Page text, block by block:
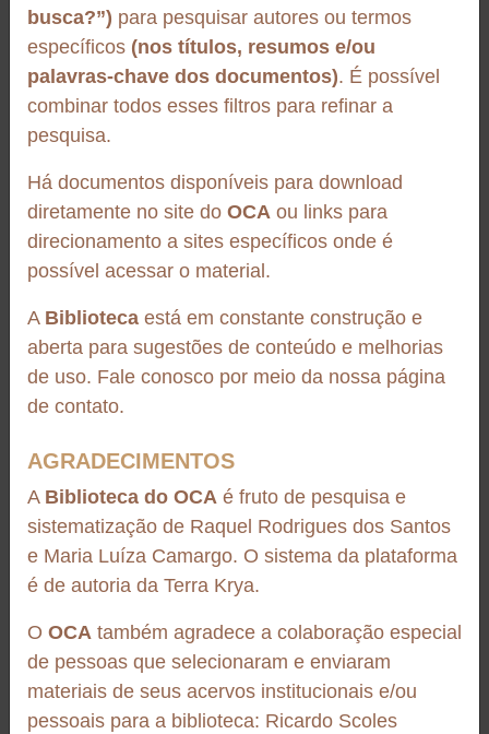
OCA
A Nota Conceitual do Programa de Relacionamento Ético apresenta os
princípios, referências internacionais e o roteiro inicial para estruturar
um programa destinado a fortalecer relações comerciais ...
Livro
Castanha-da-Amazônia: estudos sobre a espécie e sua
cadeia de valor (Embrapa, 2023)
tecnológicos, ecológicos e de cultivo da castanheira-da-Amazônia
d...
Vídeo
Boas Práticas Na Prática - Semear Castanha
em casca.
Autores:
M.A.A. Ribeiro, M.A.B. Regitano-D'arce, U.A.
Lima, C.E. Baggio
Editora:Escola Superior de Agricultura "Luiz de
Páginas:343-348
Fonte:Scientia Agricola, v. 50
Cidade: Piracicaba-SP
DOI:10.1590/S0103-90161993000300004
Almacenamiento
Rancidity
Aceites y grasas
Baixar documento
https://www.revistas.usp.br/sa/article/view/20128
Baixar documento
http://www.scielo.br/scielo.php?
script=sci_arttext&pid=S0103-
90161993000300004&lng=pt&tlng=pt
busca?”) para pesquisar autores ou termos
específicos (nos títulos, resumos e/ou
palavras-chave dos documentos). É possível
combinar todos esses filtros para refinar a
pesquisa.
Há documentos disponíveis para download
diretamente no site do OCA ou links para
direcionamento a sites específicos onde é
possível acessar o material.
A Biblioteca está em constante construção e
aberta para sugestões de conteúdo e melhorias
de uso. Fale conosco por meio da nossa página
de contato.
AGRADECIMENTOS
A Biblioteca do OCA é fruto de pesquisa e
sistematização de Raquel Rodrigues dos Santos
e Maria Luíza Camargo. O sistema da plataforma
é de autoria da Terra Krya.
O OCA também agradece a colaboração especial
de pessoas que selecionaram e enviaram
materiais de seus acervos institucionais e/ou
pessoais para a biblioteca: Ricardo Scoles